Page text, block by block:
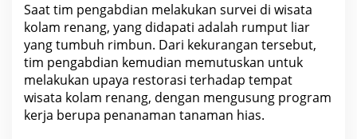
Saat tim pengabdian melakukan survei di wisata
kolam renang, yang didapati adalah rumput liar
yangtumbuh rimbun. Dari kekurangan tersebut,
tim pengabdian kemudian memutuskan untuk
melakukan upaya restorasi terhadap tempat
wisata kolam renang, dengan mengusung program
kerja berupa penanaman tanaman hias.